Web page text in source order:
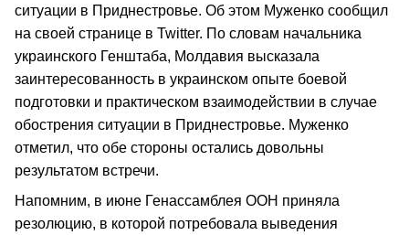
ситуации в Приднестровье. Об этом Муженко сообщил
на своей странице в Twitter. По словам начальника
украинского Генштаба, Молдавия высказала
заинтересованность в украинском опыте боевой
подготовки и практическом взаимодействии в случае
обострения ситуации в Приднестровье. Муженко
отметил, что обе стороны остались довольны
результатом встречи.
Напомним, в июне Генассамблея ООН приняла
резолюцию, в которой потребовала выведения